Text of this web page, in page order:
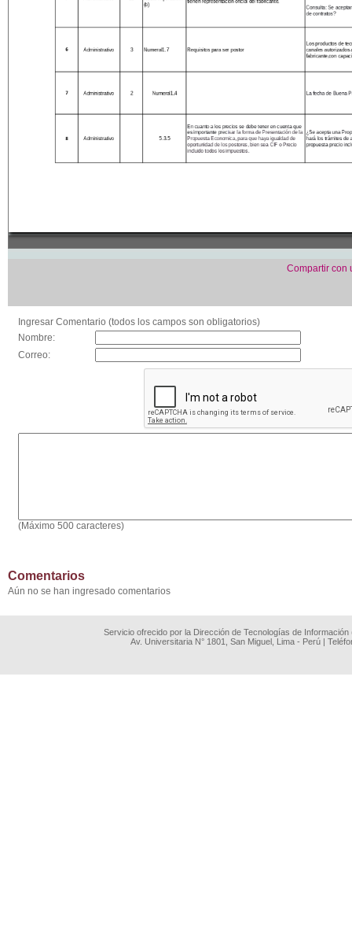
Compartir con
Ingresar Comentario (todos los campos son obligatorios)
Nombre:
Correo:
(Máximo 500 caracteres)
Comentarios
Aún no se han ingresado comentarios
Servicio ofrecido por la Dirección de Tecnologías de
Av. Universitaria N° 1801, San Miguel, Lima - Perú |